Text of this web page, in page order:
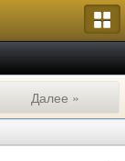
Далее »